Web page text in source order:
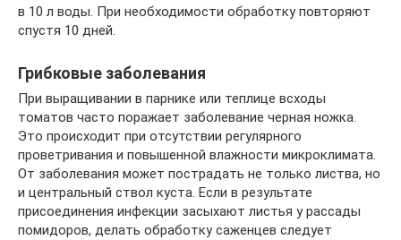
в 10 л воды. При необходимости обработку повторяют
спустя 10 дней.
Грибковые заболевания
При выращивании в парнике или теплице всходы
томатов часто поражает заболевание черная ножка.
Это происходит при отсутствии регулярного
проветривания и повышенной влажности микроклимата.
От заболевания может пострадать не только листва, но
и центральный ствол куста. Если в результате
присоединения инфекции засыхают листья у рассады
помидоров, делать обработку саженцев следует